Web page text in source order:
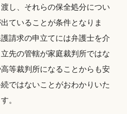
し、それらの保全処分につい
ていることが条件となりま
請求の申立てには弁護士を介
先の管轄が家庭裁判所ではな
等裁判所になることからも安
ではないことがおわかりいた
。